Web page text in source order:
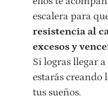
escalera para
resistencia al
excesos y
Si logras llegar
estarás creando
tus sueños.